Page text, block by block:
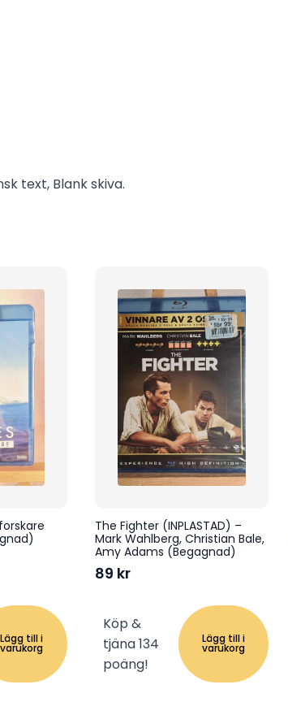
text, Blank skiva.
Lägg till i
varukorg
The Fighter (INPLASTAD) –
Mark Wahlberg, Christian Bale,
Amy Adams (Begagnad)
89 kr
Köp &
tjäna 134
poäng!
Lägg till i
varukorg